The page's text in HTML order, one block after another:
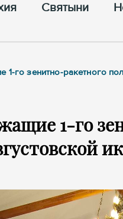
Cвятыни
1-го зенитно-ракетного
1-го